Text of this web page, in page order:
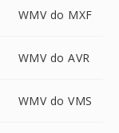
WMV do MXF
WMV do AVR
WMV do VMS